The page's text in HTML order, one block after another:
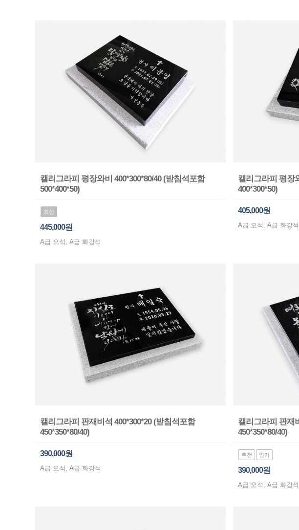
캘리그라피 평장와비 400*300*80/40 (받침석포함
500*400*50)
최신
445,000원
A급 오석, A급 화강석
캘리그라피 평장
400*300*50)
405,000원
A급 오석, A급 화강석
캘리그라피 판재비석 400*300*20 (받침석포함
450*350*80/40)
390,000원
A급 오석, A급 화강석
캘리그라피 판재
450*350*80/40)
추천 인기
390,000원
A급 오석, A급 화강석